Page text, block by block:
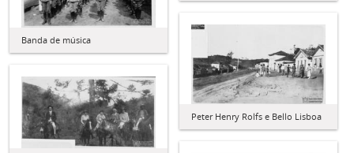
Banda de música
Peter Henry Rolfs e Bello Lisboa